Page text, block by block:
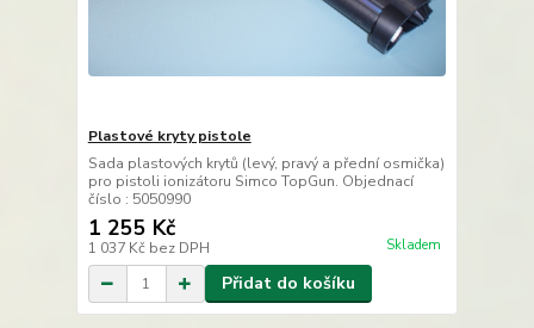
Plastové kryty pistole
Sada plastových krytů (levý, pravý a přední osmička)
pro pistoli ionizátoru Simco TopGun. Objednací
číslo : 5050990
1 255 Kč
1 037 Kč bez DPH Skladem
Přidat do košíku